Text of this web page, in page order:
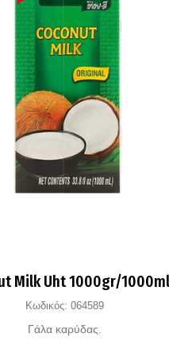
Milk Uht 1000gr/1000ml
Κωδικός: 064589
Γάλα καρύδας.